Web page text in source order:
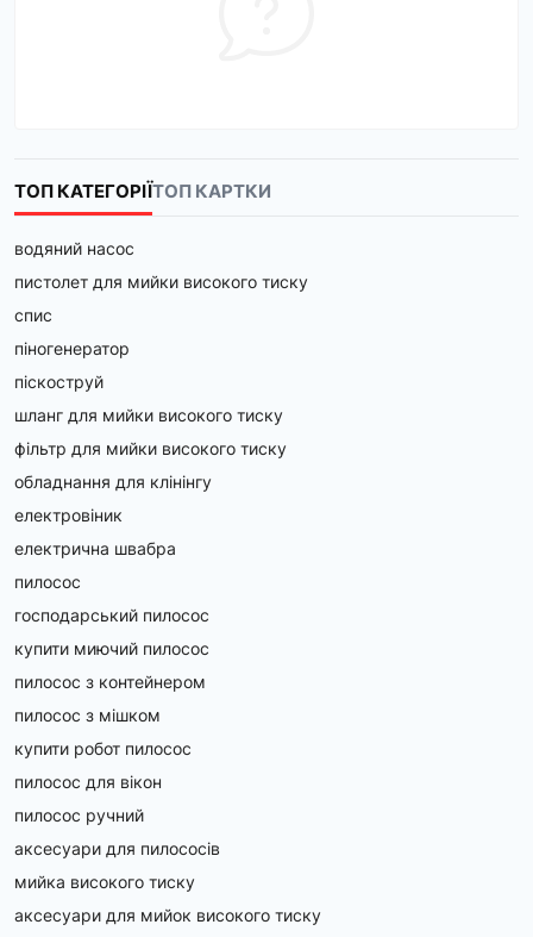
ТОП КАТЕГОРІЇТОП КАРТКИ
водяний насос
пистолет для мийки високого тиску
спис
піногенератор
піскоструй
шланг для мийки високого тиску
фільтр для мийки високого тиску
обладнання для клінінгу
електровіник
електрична швабра
пилосос
господарський пилосос
купити миючий пилосос
пилосос з контейнером
пилосос з мішком
купити робот пилосос
пилосос для вікон
пилосос ручний
аксесуари для пилососів
мийка високого тиску
аксесуари для мийок високого тиску